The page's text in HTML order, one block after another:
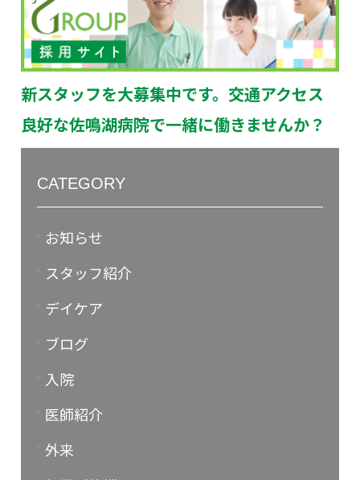
新スタッフを大募集中です。交通アクセス
良好な佐鳴湖病院で一緒に働きませんか？
CATEGORY
お知らせ
スタッフ紹介
デイケア
ブログ
入院
医師紹介
外来